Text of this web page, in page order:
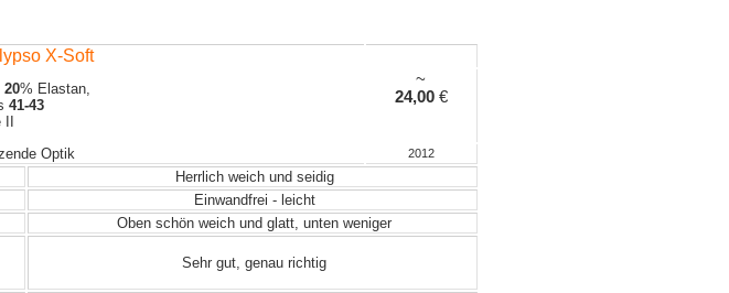
X-Soft
20% Elastan,
41-43
~
24,00€
Optik 2012
Herrlich weich und seidig
Einwandfrei - leicht
Oben schön weich und glatt, unten weniger
Sehr gut, genau richtig